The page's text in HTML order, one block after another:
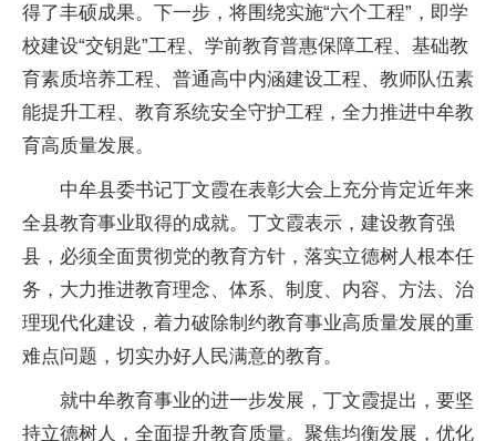
得了丰硕成果。下一步，将围绕实施“六个工程”，即学
校建设“交钥匙”工程、学前教育普惠保障工程、基础教
育素质培养工程、普通高中内涵建设工程、教师队伍素
能提升工程、教育系统安全守护工程，全力推进中牟教
育高质量发展。
中牟县委书记丁文霞在表彰大会上充分肯定近年来
全县教育事业取得的成就。丁文霞表示，建设教育强
县，必须全面贯彻党的教育方针，落实立德树人根本任
务，大力推进教育理念、体系、制度、内容、方法、治
理现代化建设，着力破除制约教育事业高质量发展的重
难点问题，切实办好人民满意的教育。
就中牟教育事业的进一步发展，丁文霞提出，要坚
持立德树人，全面提升教育质量。聚焦均衡发展，优化